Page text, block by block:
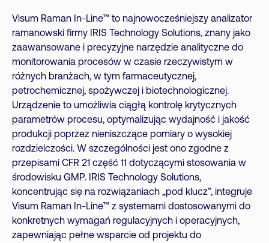
Visum Raman In-Line™ to najnowocześniejszy analizator
ramanowski firmy IRIS Technology Solutions, znany jako
zaawansowane i precyzyjne narzędzie analityczne do
monitorowania procesów w czasie rzeczywistym w
różnych branżach, w tym farmaceutycznej,
petrochemicznej, spożywczej i biotechnologicznej.
Urządzenie to umożliwia ciągłą kontrolę krytycznych
parametrów procesu, optymalizując wydajność i jakość
produkcji poprzez nieniszczące pomiary o wysokiej
rozdzielczości. W szczególności jest ono zgodne z
przepisami CFR 21 część 11 dotyczącymi stosowania w
środowisku GMP. IRIS Technology Solutions,
koncentrując się na rozwiązaniach „pod klucz”, integruje
Visum Raman In-Line™ z systemami dostosowanymi do
konkretnych wymagań regulacyjnych i operacyjnych,
zapewniając pełne wsparcie od projektu do